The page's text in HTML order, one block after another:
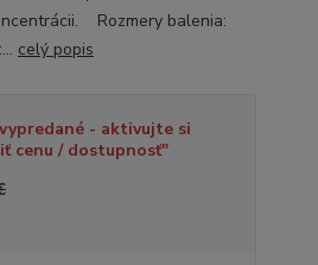
Rozmery balenia:
celý popis
- aktivujte si
cenu / dostupnosť"